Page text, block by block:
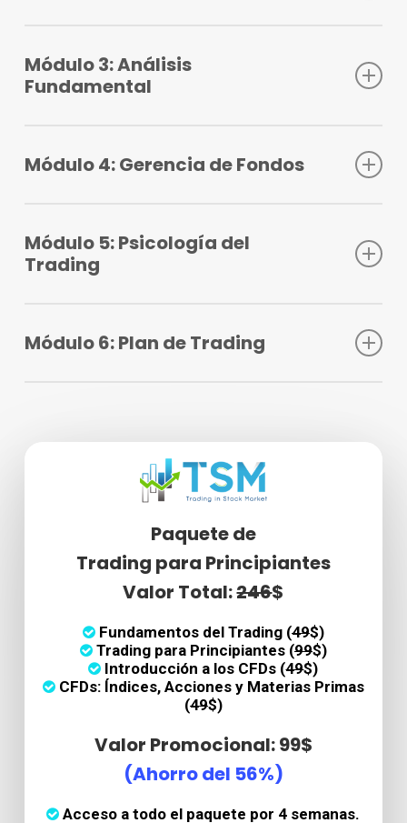
Módulo 3: Análisis
Fundamental
Módulo 4: Gerencia de Fondos
Módulo 5: Psicología del
Trading
Módulo 6: Plan de Trading
Paquete de
Trading para Principiantes
Valor Total:246$
Fundamentos del Trading (49$)
Trading para Principiantes (99$)
Introducción a los CFDs (49$)
CFDs: Índices, Acciones y Materias Primas
(49$)
Valor Promocional: 99$
(Ahorro del 56%)
Acceso a todo el paquete por 4 semanas.